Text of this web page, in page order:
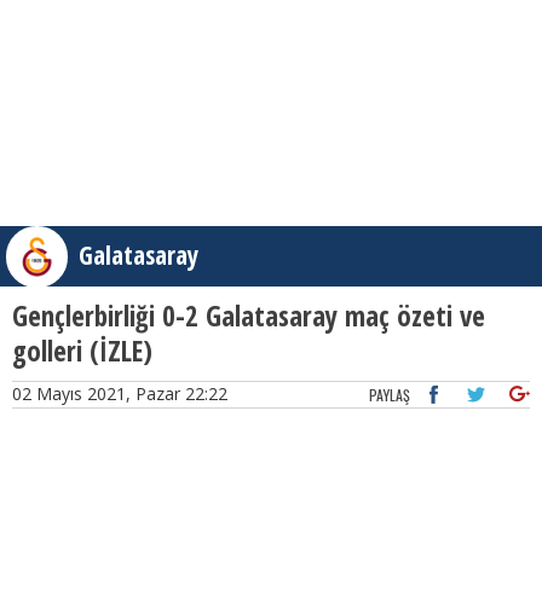
Galatasaray
Gençlerbirliği 0-2 Galatasaray maç özeti ve
golleri (İZLE)
02 Mayıs 2021, Pazar 22:22 PAYLAŞ